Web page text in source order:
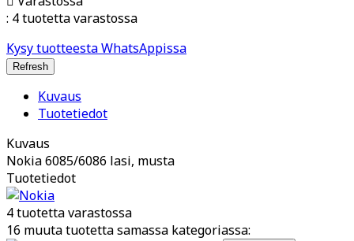
: 4 tuotetta varastossa
Kysy tuotteesta WhatsAppissa
Kuvaus
Tuotetiedot
Kuvaus
Nokia 6085/6086 lasi, musta
Tuotetiedot
4 tuotetta varastossa
16 muuta tuotetta samassa kategoriassa: